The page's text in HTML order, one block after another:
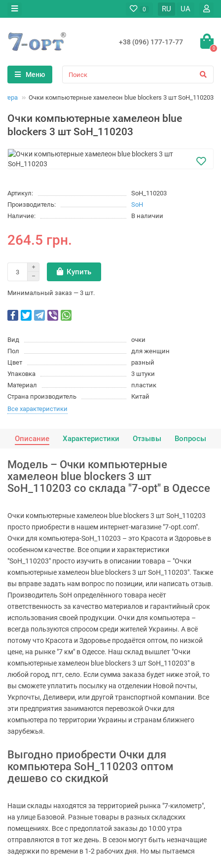
0 RU UA
+38 (096) 177-17-77
0
Меню
Очки компьютерные хамелеон blue blockers 3 шт SoH_110203
Очки компьютерные хамелеон blue
blockers 3 шт SoH_110203
Артикул:
SoH_110203
Производитель:
SoH
Наличие:
В наличии
264.5 грн.
Купить
Минимальный заказ — 3 шт.
Вид
очки
Пол
для женщин
Цвет
разный
Упаковка
3 штуки
Материал
пластик
Страна производитель
Китай
Все характеристики
Описание Характеристики Отзывы Вопросы
Модель – Очки компьютерные
хамелеон blue blockers 3 шт
SoH_110203 со склада "7-opt" в Одессе
Очки компьютерные хамелеон blue blockers 3 шт SoH_110203
просто приобрести в нашем интернет-магазине "7-opt.com".
Очки для компьютера-SoH_110203 – это Красота и Здоровье в
особенном качестве. Все опции и характеристики
"SoH_110203" просто изучить в описании товара – "Очки
компьютерные хамелеон blue blockers 3 шт SoH_110203". Также
вы вправе задать нам вопрос по позиции, или написать отзыв.
Производитель SoH определённого товара несёт
ответственность за качество материалов и гарантийный срок
использования своей продукции. Очки для компьютера –
всегда пользуются спросом среди жителей Украины. А всё
потому что Красота и Здоровье продаётся оптом, по низкой
цене, на рынке "7 км" в Одессе. Наш склад вышлет "Очки
компьютерные хамелеон blue blockers 3 шт SoH_110203" в
любой город, пгт, село. Если сумма заказа будет ниже этой, то
вы сможете уплатить посылку на отделении Новой почты,
Укрпочты, Деливери, или другой транспортной компании. Все
эти предприятия занимаются перевозкой Очки для
компьютера по территории Украины и странам ближнего
зарубежья.
Выгодно приобрести Очки для
компьютера SoH_110203 оптом
дешево со скидкой
Наши склады находятся за территорией рынка "7-километр",
на улице Базовой. Разные товары в разных складских
помещениях. Все с предоплатой заказы до 10:00 утра
отправляются в тот же день. В сезон могут быть незначащие
задержки по времени в 1-2 рабочих дня. Но мы пытаемся